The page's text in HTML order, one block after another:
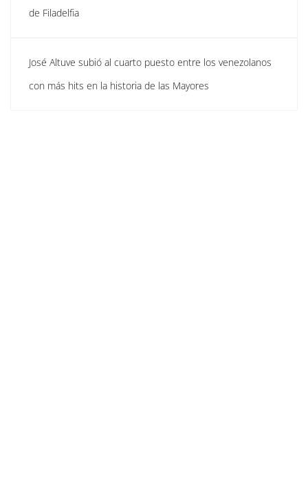
de Filadelfia
José Altuve subió al cuarto puesto entre los venezolanos
con más hits en la historia de las Mayores